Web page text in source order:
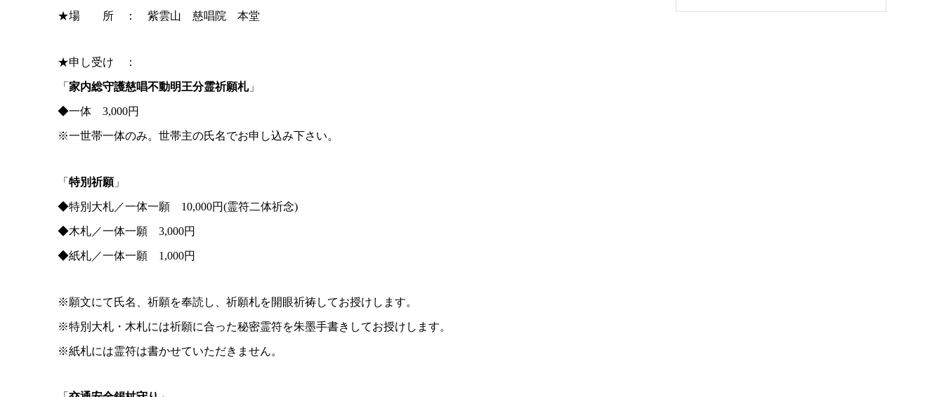
★場 所 ： 紫雲山 慈唱院 本堂
★申し受け ：
「 家内総守護慈唱不動明王分霊祈願札」
◆一体 3,000円
※一世帯一体のみ。世帯主の氏名でお申し込み下さい。
「 特別祈願」
◆特別大札／一体一願 10,000円(霊符二体祈念)
◆木札／一体一願 3,000円
◆紙札／一体一願 1,000円
※願文にて氏名、祈願を奉読し、祈願札を開眼祈祷してお授けします。
※特別大札・木札には祈願に合った秘密霊符を朱墨手書きしてお授けします。
※紙札には霊符は書かせていただきません。